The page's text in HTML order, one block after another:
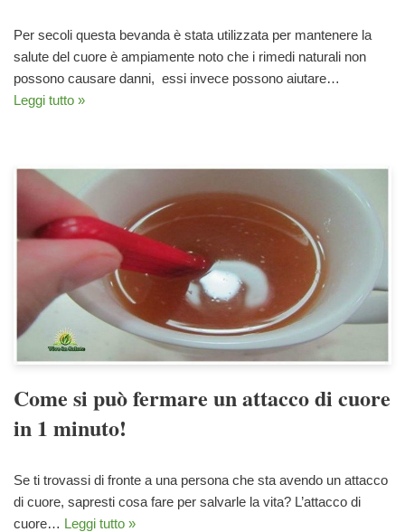
Per secoli questa bevanda è stata utilizzata per mantenere la
salute del cuore è ampiamente noto che i rimedi naturali non
possono causare danni, essi invece possono aiutare…
Leggi tutto »
Come si può fermare un attacco di cuore
in 1 minuto!
Se ti trovassi di fronte a una persona che sta avendo un attacco
di cuore, sapresti cosa fare per salvarle la vita? L’attacco di
cuore… Leggi tutto »